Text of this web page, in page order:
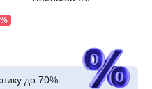
до 70%